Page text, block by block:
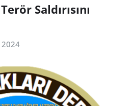
Saldırısını
2024